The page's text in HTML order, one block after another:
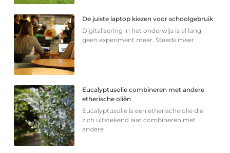
De juiste laptop kiezen voor schoolgebruik
Digitalisering in het onderwijs is al lang
geen experiment meer. Steeds meer
Eucalyptusolie combineren met andere
etherische oliën
Eucalyptusolie is een etherische olie die
zich uitstekend laat combineren met
andere